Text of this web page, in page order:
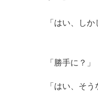
「はい、し
「勝手に？」
「はい、そう